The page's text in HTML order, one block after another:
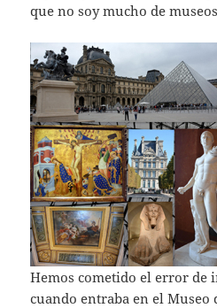
que no soy mucho de
Hemos cometido el error de
cuando entraba en el